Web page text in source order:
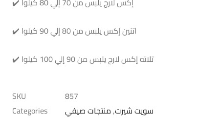
✔️ اتنين إكس يلبس من 80 إلي 90 كيلوا
✔️ تلاته إكس لارج يلبس من 90 إلي 100 كيلوا
SKU
857
Categories
سويت شيرت,منتجات صيفي